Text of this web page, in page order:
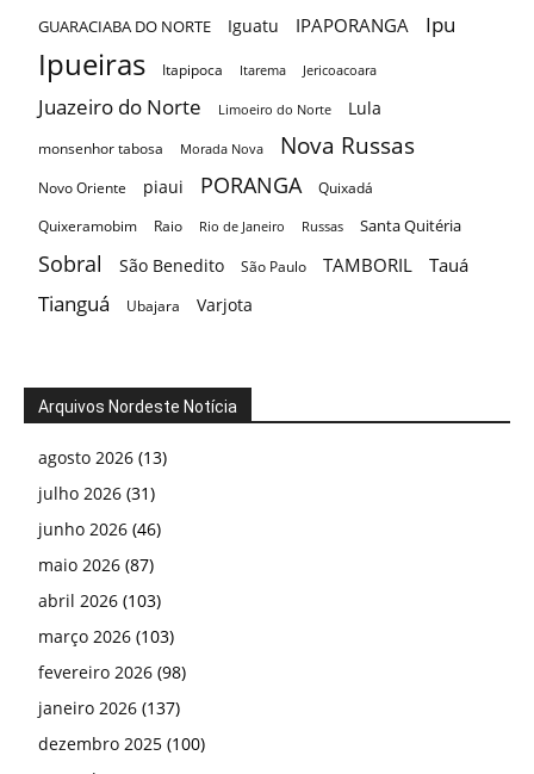
GUARACIABA DO NORTE Iguatu IPAPORANGA Ipu
Ipueiras Itapipoca Itarema Jericoacoara
Juazeiro do Norte Limoeiro do Norte Lula
monsenhor tabosa Morada Nova Nova Russas
Novo Oriente piaui PORANGA
Quixadá
Quixeramobim
Raio Rio de Janeiro Russas Santa Quitéria
Sobral São Benedito São Paulo TAMBORIL Tauá
Tianguá Ubajara Varjota
Arquivos Nordeste Notícia
agosto 2026 (13)
julho 2026 (31)
junho 2026 (46)
maio 2026 (87)
abril 2026 (103)
março 2026 (103)
fevereiro 2026 (98)
janeiro 2026 (137)
dezembro 2025 (100)